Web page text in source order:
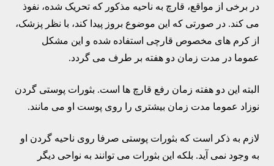
در برخی از مواقع، قارچ به ناحیه مذکور که تحریک شده، نفوذ
می کند. در صورتی که این موضوع بروز پیدا کند، با نظر پزشک،
از کرم های مخصوص قارچی استفاده شده و این مشکل
عموما در مدت زمان دو هفته بر طرف می گردد.
البته این دو هفته زمان رفع قارچ ها است. بثورات پوستی گردن
نوزاد عموما مدت زمان بیشتری را روی پوست او می مانند.
لازم به ذکر است که بثورات پوستی صرفا روی ناحیه گردن او
به وجود نمی آید. بلکه این بثورات می توانند به نواحی دیگر